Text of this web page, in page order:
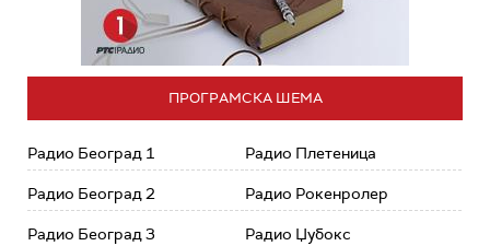
ПРОГРАМСКА ШЕМА
Радио Београд 1
Радио Београд 2
Радио Београд 3
Радио Плетеница
Радио Рокенролер
Радио Џубокс